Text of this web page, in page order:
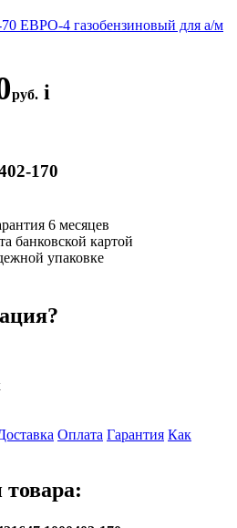
руб. i
170
6 месяцев
банковской картой
упаковке
Оплата Гарантия Как